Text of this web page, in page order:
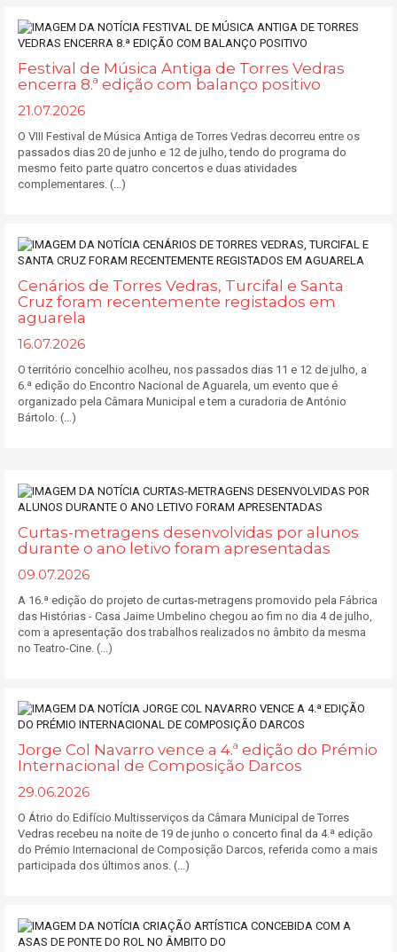
Festival de Música Antiga de Torres Vedras
encerra 8.ª edição com balanço positivo
21.07.2026
O VIII Festival de Música Antiga de Torres Vedras decorreu entre os
passados dias 20 de junho e 12 de julho, tendo do programa do
mesmo feito parte quatro concertos e duas atividades
complementares. (...)
Cenários de Torres Vedras, Turcifal e Santa
Cruz foram recentemente registados em
aguarela
16.07.2026
O território concelhio acolheu, nos passados dias 11 e 12 de julho, a
6.ª edição do Encontro Nacional de Aguarela, um evento que é
organizado pela Câmara Municipal e tem a curadoria de António
Bártolo. (...)
Curtas-metragens desenvolvidas por alunos
durante o ano letivo foram apresentadas
09.07.2026
A 16.ª edição do projeto de curtas-metragens promovido pela Fábrica
das Histórias - Casa Jaime Umbelino chegou ao fim no dia 4 de julho,
com a apresentação dos trabalhos realizados no âmbito da mesma
no Teatro-Cine. (...)
Jorge Col Navarro vence a 4.ª edição do Prémio
Internacional de Composição Darcos
29.06.2026
O Átrio do Edifício Multisserviços da Câmara Municipal de Torres
Vedras recebeu na noite de 19 de junho o concerto final da 4.ª edição
do Prémio Internacional de Composição Darcos, referida como a mais
participada dos últimos anos. (...)